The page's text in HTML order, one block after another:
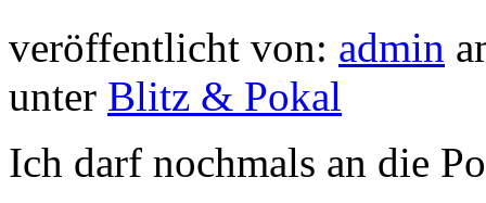
veröffentlicht von: admin
unter Blitz & Pokal
Ich darf nochmals an die